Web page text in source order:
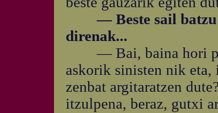
— Beste sail batzu
direnak...
— Bai, baina hori
askorik sinisten nik eta,
zenbat argitaratzen
itzulpena, beraz, gutxi